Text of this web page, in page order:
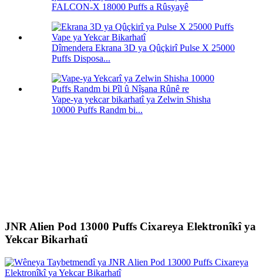
FALCON-X 18000 Puffs a Rûsyayê
Dîmendera Ekrana 3D ya Qûçkirî Pulse X 25000
Puffs Disposa...
Vape-ya yekcar bikarhatî ya Zelwin Shisha
10000 Puffs Randm bi...
JNR Alien Pod 13000 Puffs Cixareya Elektronîkî ya
Yekcar Bikarhatî